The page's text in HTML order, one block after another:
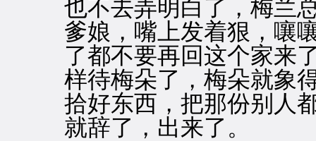
也不去弄明白了，梅兰
爹娘，嘴上发着狠，嚷
了都不要再回这个家来
样待梅朵了，梅朵就象
拾好东西，把那份别人
就辞了，出来了。